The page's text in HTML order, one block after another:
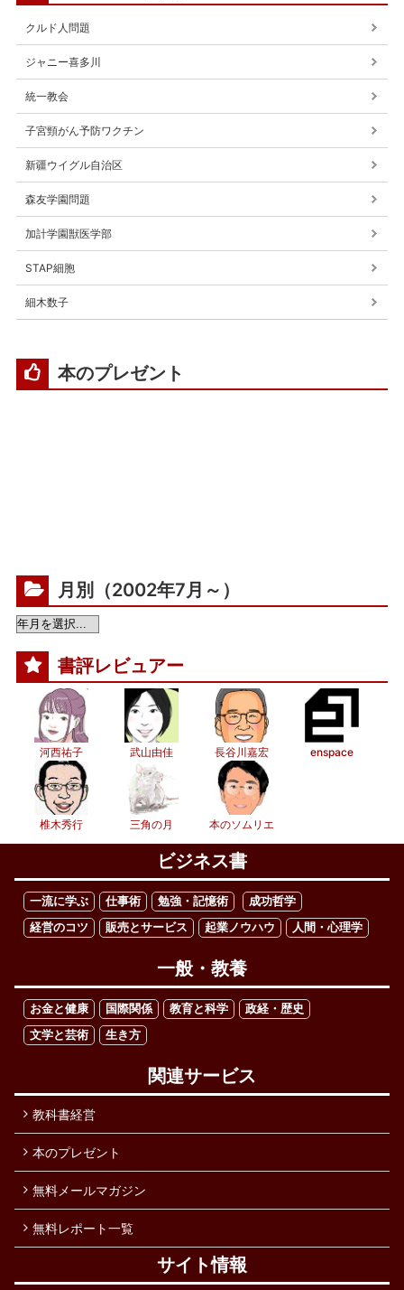
クルド人問題
ジャニー喜多川
統一教会
子宮頸がん予防ワクチン
新疆ウイグル自治区
森友学園問題
加計学園獣医学部
STAP細胞
細木数子
本のプレゼント
月別（2002年7月～）
書評レビュアー
河西祐子 武山由佳 長谷川嘉宏 enspace
椎木秀行 三角の月 本のソムリエ
ビジネス書
一流に学ぶ 仕事術 勉強・記憶術
成功哲学
経営のコツ
販売とサービス 起業ノウハウ 人間・心理学
一般・教養
お金と健康 国際関係 教育と科学
政経・歴史
文学と芸術
生き方
関連サービス
教科書経営
本のプレゼント
無料メールマガジン
無料レポート一覧
サイト情報